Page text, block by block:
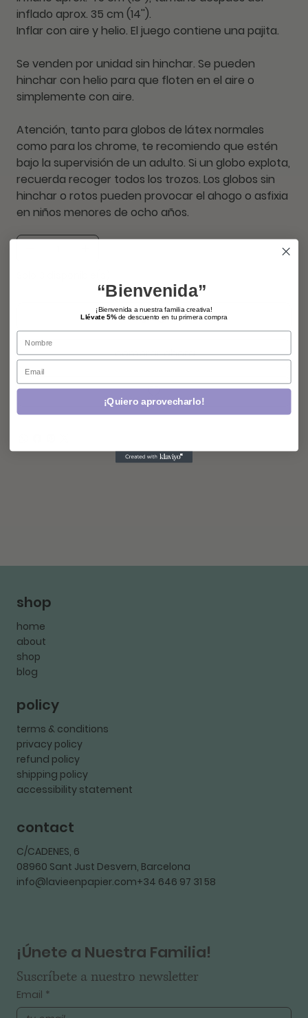
inflado aprox. 35 cm (14'').
Inflar con aire y helio. El juego contiene una pajita.
Se venden por unidad sin hinchar. Se pueden
hinchar con helio para que floten en el aire o
simplemente con aire.
Atención, tanto para globos de látex normales
como para los chrome, te recomiendo que estén
bajo la supervisión de un adulto. Si un globo explota,
recuerda recoger todos los trozos. Los globos sin
hinchar o rotos pueden provocar el ahogo o asfixia
en niños menores de ocho años.
agregar
comprar ahora
shop
home
about
shop
blog
policy
terms & conditions
privacy policy
refund policy
shipping policy
accessibility statement
contact
C/CADENES, 6
08960 Sant Just Desvern, Barcelona
info@lavieenpapier.com+34 646 97 31 58
¡Únete a Nuestra Familia!
Suscríbete a nuestro newsletter
Email *
“Bienvenida”
¡Bienvenida a nuestra familia creativa!
Llévate 5%de descuento en tu primera compra
Name
Email
¡Quiero aprovecharlo!